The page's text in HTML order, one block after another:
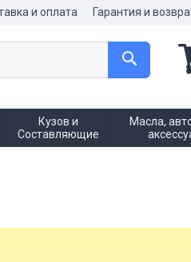
и оплата Гарантия и
Кузов и
Составляющие
Масла,